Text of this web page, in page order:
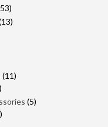
ค้า
5353
สินค้า
1313
1111
1
สินค้า
55
2